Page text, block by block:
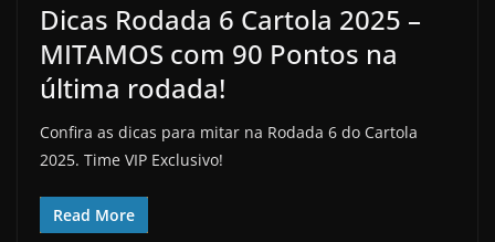
Dicas Rodada 6 Cartola 2025 –
MITAMOS com 90 Pontos na
última rodada!
Confira as dicas para mitar na Rodada 6 do Cartola
2025. Time VIP Exclusivo!
Read More